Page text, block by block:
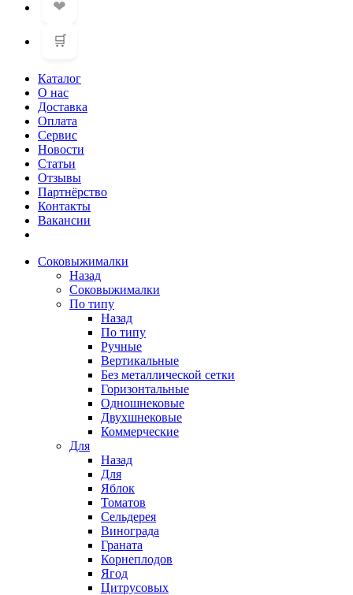
❤
🛒
Каталог
О нас
Доставка
Оплата
Сервис
Новости
Статьи
Отзывы
Партнёрство
Контакты
Вакансии
Соковыжималки
Назад
Соковыжималки
По типу
Назад
По типу
Ручные
Вертикальные
Без металлической сетки
Горизонтальные
Одношнековые
Двухшнековые
Коммерческие
Для
Назад
Для
Яблок
Томатов
Cельдерея
Винограда
Граната
Корнеплодов
Ягод
Цитрусовых